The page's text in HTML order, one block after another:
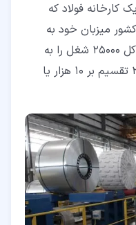
کارخانه فولاد که
میزبان خود به
فروش می رساند، 10 هزار شغل از کل 25000 شغل را به
خود اختصاص دهد، ضریب 25000 تقسیم بر 10 هزار یا